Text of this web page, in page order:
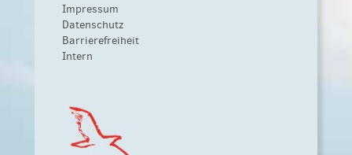
Impressum
Datenschutz
Barrierefreiheit
Intern